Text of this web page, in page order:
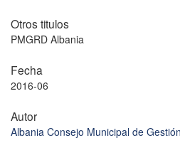
Otros titulos
PMGRD Albania
Fecha
2016-06
Autor
Albania Consejo Municipal de